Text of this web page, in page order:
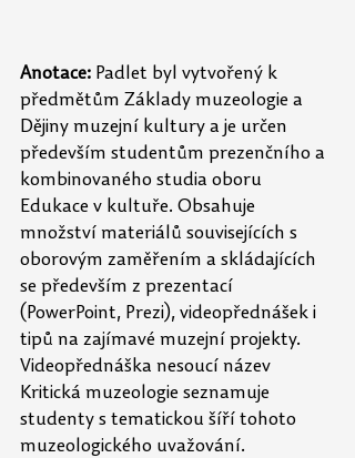
Anotace: Padlet byl vytvořený k
předmětům Základy muzeologie a
Dějiny muzejní kultury a je určen
především studentům prezenčního a
kombinovaného studia oboru
Edukace v kultuře. Obsahuje
množství materiálů souvisejících s
oborovým zaměřením a skládajících
se především z prezentací
(PowerPoint, Prezi), videopřednášek i
tipů na zajímavé muzejní projekty.
Videopřednáška nesoucí název
Kritická muzeologie seznamuje
studenty s tematickou šíří tohoto
muzeologického uvažování.